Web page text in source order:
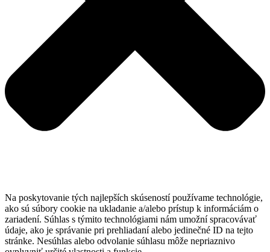
Na poskytovanie tých najlepších skúseností používame technológie,
ako sú súbory cookie na ukladanie a/alebo prístup k informáciám o
zariadení. Súhlas s týmito technológiami nám umožní spracovávať
údaje, ako je správanie pri prehliadaní alebo jedinečné ID na tejto
stránke. Nesúhlas alebo odvolanie súhlasu môže nepriaznivo